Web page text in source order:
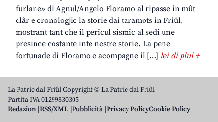
furlane» di Agnul/Angelo Floramo al ripasse in mût
clâr e cronologjic la storie dai taramots in Friûl,
mostrant tant che il pericul sismic al sedi une
presince costante inte nestre storie. La pene
fortunade di Floramo e acompagne il […] lei di plui +
La Patrie dal Friûl Copyright © La Patrie dal Friûl
Partita IVA 01299830305
Redazion RSS/XML Pubblicità Privacy PolicyCookie Policy